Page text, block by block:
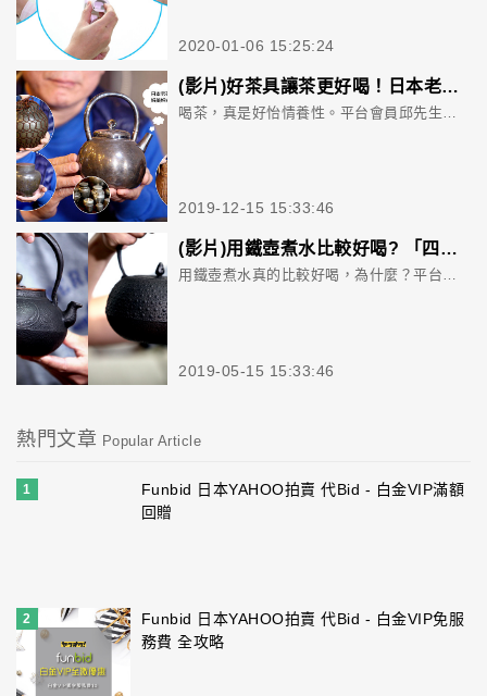
2020-01-06 15:25:24
(影片)好茶具讓茶更好喝！日本老銀壺、老錫罐與外出型籐編茶箱開箱
喝茶，真是好怡情養性。平台會員邱先生，不只喝茶，也收集各式茶具。這次他為大家開箱了來自日本的銀製茶壺，外型洗鍊簡單，把手部位還設計不過熱功能，兼具美觀與實用。另外，茶具控一定要仔細看了，邱先生在開箱之外，也把平時收藏的好貨也搬出來了，錯過就是你的損失了！
2019-12-15 15:33:46
(影片)用鐵壺煮水比較好喝? 「四方雲龍府」鐵壺開箱+南部與京都鐵器差異比較
用鐵壺煮水真的比較好喝，為什麼？平台會員許先生在這次開箱「四方雲龍府」鐵壺的機會中，特別為我們介紹，他指出因為鐵壺含有二甲鐵納，可以軟化水質，煮水時可以提升沸點到100度以上，適合沖泡高山型茶葉如鐵觀音；再者鐵壺還可以釋放鐵離子，對人體有益。而提到鐵器，京都鐵器與南部鐵器大家比較熟悉，兩者又有何差別呢？充滿知識的開箱，千萬別錯過了。
2019-05-15 15:33:46
熱門文章 Popular Article
1
Funbid 日本YAHOO拍賣 代Bid - 白金VIP滿額
回贈
2
Funbid 日本YAHOO拍賣 代Bid - 白金VIP免服
務費 全攻略